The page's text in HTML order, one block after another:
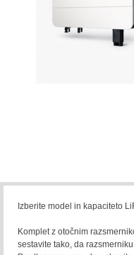
Izberite model in kapaciteto
Komplet z otočnim
sestavite tako, da